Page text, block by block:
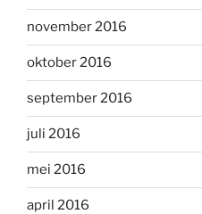
november 2016
oktober 2016
september 2016
juli 2016
mei 2016
april 2016